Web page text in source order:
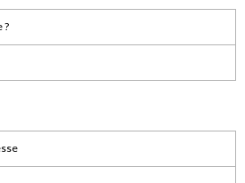
?